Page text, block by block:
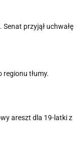
przyjął uchwałę
regionu tłumy.
areszt dla 19-latki z